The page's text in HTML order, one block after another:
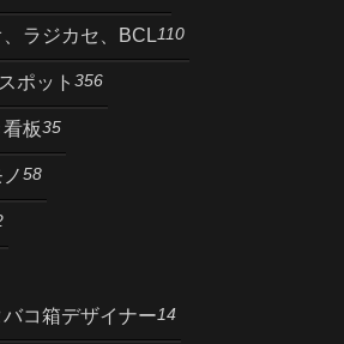
ラジカセ、BCL110
ポット 356
板35
58
コ箱デザイナー14